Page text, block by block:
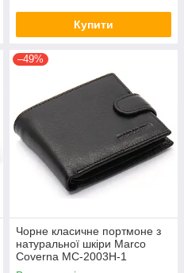
Купити
–49%
Чорне класичне портмоне з
натуральної шкіри Marco
Coverna MC-2003Н-1